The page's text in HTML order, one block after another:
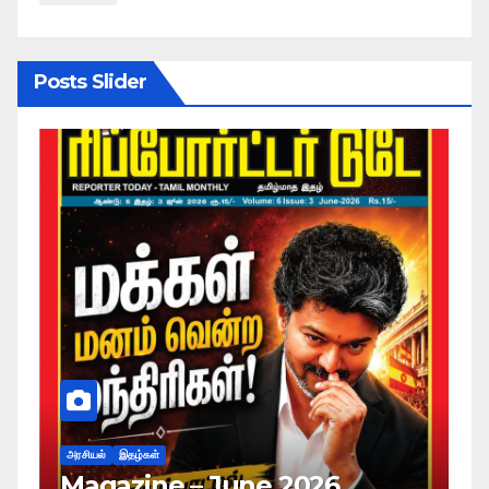
Posts Slider
அரசியல் இதழ்கள்